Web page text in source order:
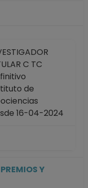
C TC
de
16-04-2024
de
Y